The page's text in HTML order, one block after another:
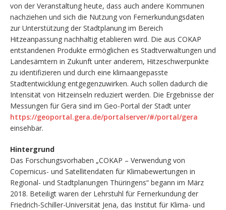
von der Veranstaltung heute, dass auch andere Kommunen
nachziehen und sich die Nutzung von Fernerkundungsdaten
zur Unterstützung der Stadtplanung im Bereich
Hitzeanpassung nachhaltig etablieren wird. Die aus COKAP
entstandenen Produkte ermöglichen es Stadtverwaltungen und
Landesämtern in Zukunft unter anderem, Hitzeschwerpunkte
zu identifizieren und durch eine klimaangepasste
Stadtentwicklung entgegenzuwirken. Auch sollen dadurch die
Intensität von Hitzeinseln reduziert werden. Die Ergebnisse der
Messungen für Gera sind im Geo-Portal der Stadt unter
https://geoportal.gera.de/portalserver/#/portal/gera
einsehbar.
Hintergrund
Das Forschungsvorhaben „COKAP – Verwendung von
Copernicus- und Satellitendaten für Klimabewertungen in
Regional- und Stadtplanungen Thüringens“ begann im März
2018. Beteiligt waren der Lehrstuhl für Fernerkundung der
Friedrich-Schiller-Universität Jena, das Institut für Klima- und